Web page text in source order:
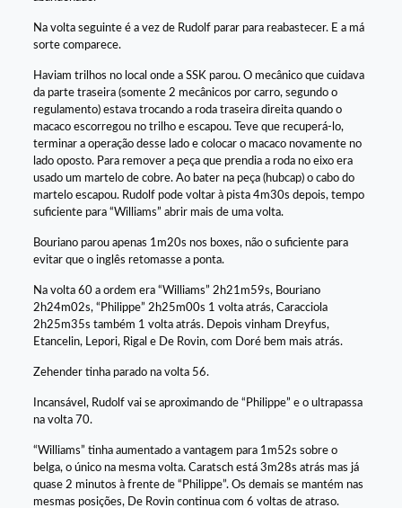
Na volta seguinte é a vez de Rudolf parar para reabastecer. E a má
sorte comparece.
Haviam trilhos no local onde a SSK parou. O mecânico que cuidava
da parte traseira (somente 2 mecânicos por carro, segundo o
regulamento) estava trocando a roda traseira direita quando o
macaco escorregou no trilho e escapou. Teve que recuperá-lo,
terminar a operação desse lado e colocar o macaco novamente no
lado oposto. Para remover a peça que prendia a roda no eixo era
usado um martelo de cobre. Ao bater na peça (hubcap) o cabo do
martelo escapou. Rudolf pode voltar à pista 4m30s depois, tempo
suficiente para “Williams” abrir mais de uma volta.
Bouriano parou apenas 1m20s nos boxes, não o suficiente para
evitar que o inglês retomasse a ponta.
Na volta 60 a ordem era “Williams” 2h21m59s, Bouriano
2h24m02s, “Philippe” 2h25m00s 1 volta atrás, Caracciola
2h25m35s também 1 volta atrás. Depois vinham Dreyfus,
Etancelin, Lepori, Rigal e De Rovin, com Doré bem mais atrás.
Zehender tinha parado na volta 56.
Incansável, Rudolf vai se aproximando de “Philippe” e o ultrapassa
na volta 70.
“Williams” tinha aumentado a vantagem para 1m52s sobre o
belga, o único na mesma volta. Caratsch está 3m28s atrás mas já
quase 2 minutos à frente de “Philippe”. Os demais se mantém nas
mesmas posições, De Rovin continua com 6 voltas de atraso.